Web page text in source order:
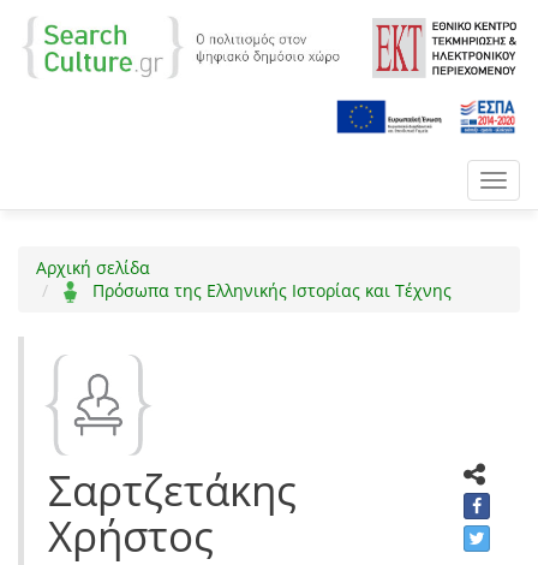
Αρχική σελίδα
Πρόσωπα της Ελληνικής Ιστορίας και Τέχνης
Σαρτζετάκης
Χρήστος